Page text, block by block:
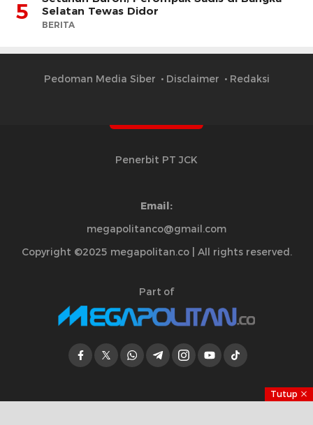
5
Selatan Tewas Didor
BERITA
Pedoman Media Siber Disclaimer Redaksi
Penerbit PT JCK
Email:
megapolitanco@gmail.com
Copyright ©2025 megapolitan.co | All rights reserved.
Part of
Tutup